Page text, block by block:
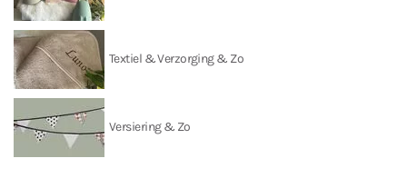
Textiel & Verzorging & Zo
Versiering & Zo